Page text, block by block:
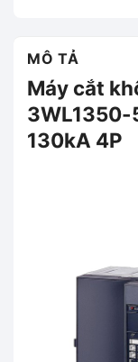
MÔ TẢ
Máy cắt
130kA 4P